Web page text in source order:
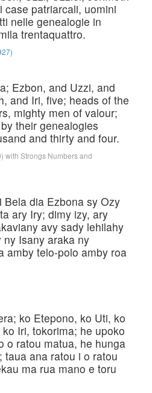
case patriarcali, uomini
nelle genealogie in
trentaquattro.
Ezbon, and Uzzi, and
and Iri, five; heads of the
mighty men of valour;
their genealogies
and thirty and four.
with Strongs Numbers and
Bela dia Ezbona sy Ozy
ary Iry; dimy izy, ary
avy sady lehilahy
Isany araka ny
amby telo-polo amby roa
ko Etepono, ko Uti, ko
Iri, tokorima; he upoko
o ratou matua, he hunga
taua ana ratou i o ratou
ma rua mano e toru